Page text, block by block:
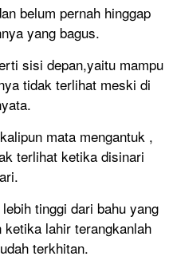
belum pernah hinggap
yang bagus.
sisi depan,yaitu mampu
tidak terlihat meski di
mata mengantuk ,
terlihat ketika disinari
tinggi dari bahu yang
lahir terangkanlah
terkhitan.